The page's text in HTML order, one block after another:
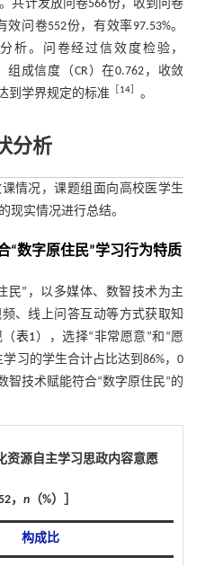
共计发放问卷566份，收到问卷
效问卷552份，有效率97.53%。
析。问卷经过信效度检验，
组成信度（CR）在0.762，收敛
到学界规定的标准
14］ 。
分析
情况，课题组面向高校医学生
现实情况进行总结。
“数字原住民”学习行为特质
民”，以多媒体、数智技术为主
、线上问答互动等方式获取知
表1），选择“非常愿意”和“愿
习的学生合计占比达到86%，0
智技术赋能符合“数字原住民”的
资源自主学习思政内容意愿
， n（%）］
构成比